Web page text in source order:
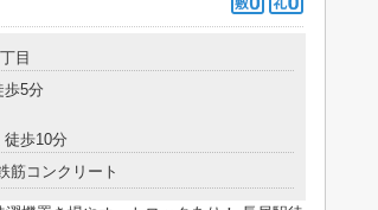
目
歩5分
徒歩10分
筋コンクリート